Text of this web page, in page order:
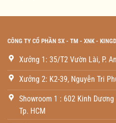
CÔNG TY CỔ PHẦN SX - TM - XNK -
Xưởng 1: 35/T2 Vườn Lài, P.
Xưởng 2: K2-39, Nguyễn Tri
Showroom 1 : 602 Kinh Dương
Tp. HCM